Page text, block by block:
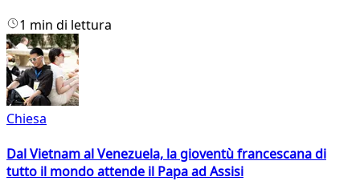
1 min di lettura
Chiesa
Dal Vietnam al Venezuela, la gioventù francescana di
tutto il mondo attende il Papa ad Assisi